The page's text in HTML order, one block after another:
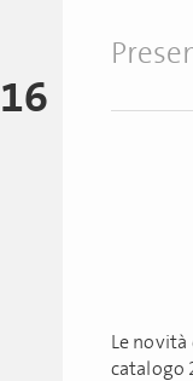
Le
catalogo